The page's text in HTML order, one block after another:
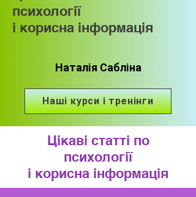
психології
і корисна інформація
Наталія Сабліна
Наші курси і тренінги
Цікаві статті по
психології
і корисна інформація